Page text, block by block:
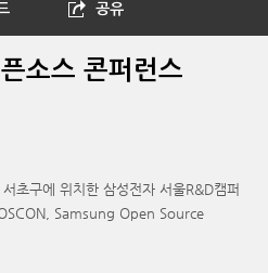
공유
소스 콘퍼런스
초구에 위치한 삼성전자 서울R&D캠퍼
Samsung Open Source